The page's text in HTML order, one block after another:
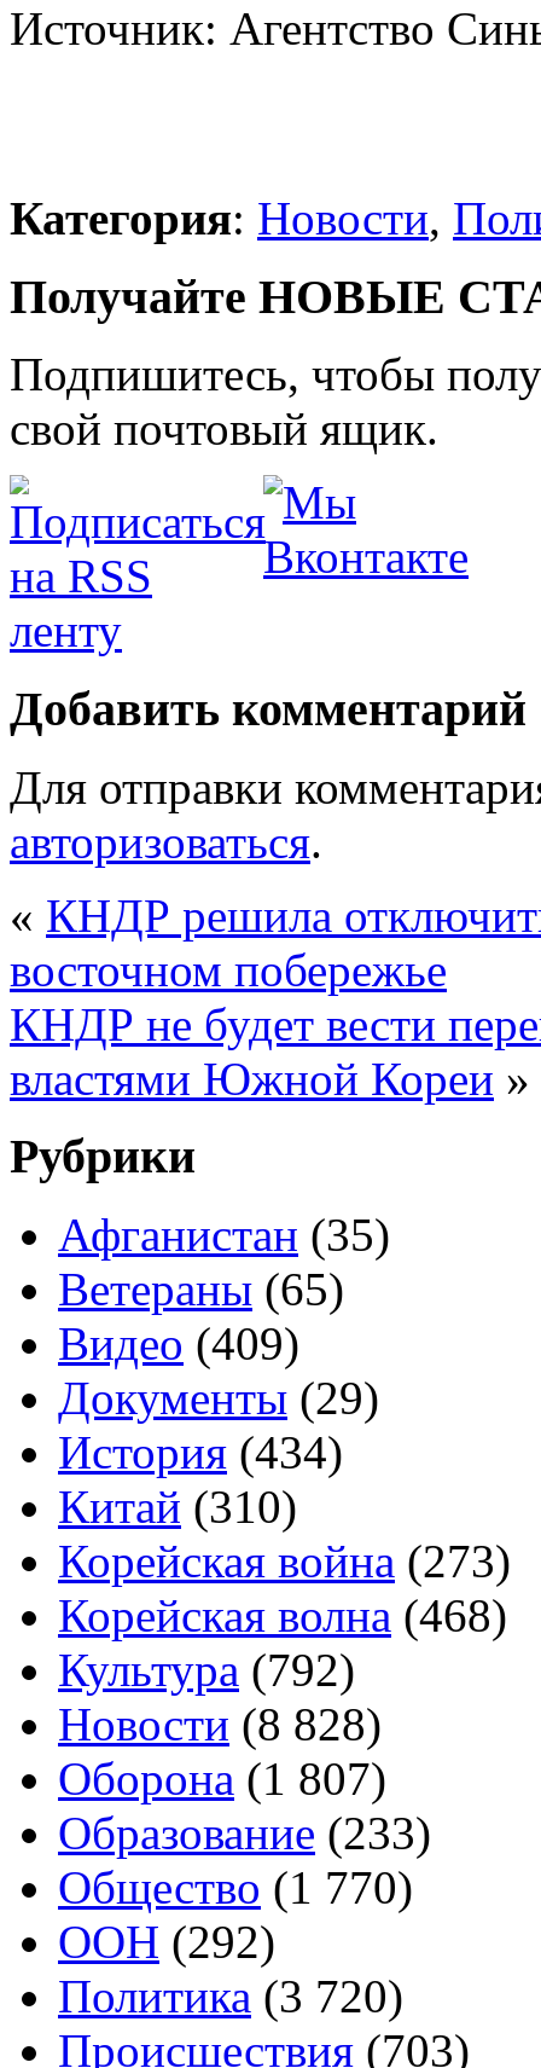
Источник: Агентство
Категория: Новости,
Получайте НОВЫЕ
Подпишитесь, чтобы
свой почтовый ящик.
Добавить комментарий
Для отправки
авторизоваться.
« КНДР решила
восточном побережье
КНДР не будет вести
властями Южной Кореи »
Рубрики
Афганистан (35)
Ветераны (65)
Видео (409)
Документы (29)
История (434)
Китай (310)
Корейская война (273)
Корейская волна (468)
Культура (792)
Новости (8 828)
Оборона (1 807)
Образование (233)
Общество (1 770)
ООН (292)
Политика (3 720)
Происшествия (703)